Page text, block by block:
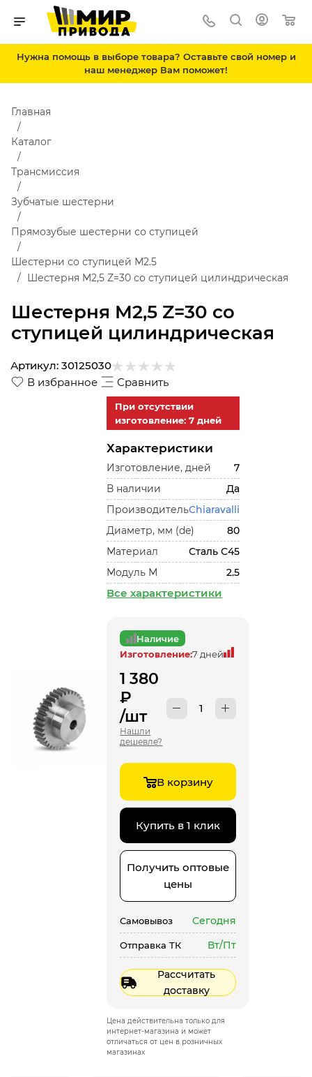
Нужна помощь в выборе товара? Оставьте свой номер и
наш менеджер Вам поможет!
Шестерня M2,5 Z=30 со
ступицей цилиндрическая
Главная
Каталог
Трансмиссия
Зубчатые шестерни
Прямозубые шестерни со ступицей
Шестерни со ступицей М2.5
Шестерня M2,5 Z=30 со ступицей цилиндрическая
В избранное Сравнить
Артикул: 30125030
При отсутствии
изготовление: 7 дней
Характеристики
Изготовление, дней
7
В наличии
Да
ПроизводительChiaravalli
Диаметр, мм (de)
80
Материал
Сталь С45
Модуль М
2.5
Все характеристики
Наличие
Изготовление:7 дней
1 380
₽
/шт
Нашли
дешевле?
В корзину
Купить в 1 клик
Получить оптовые
цены
Самовывоз Сегодня
Отправка ТК Вт/Пт
Рассчитать
доставку
Цена действительна только для
интернет-магазина и может
отличаться от цен в розничных
магазинах